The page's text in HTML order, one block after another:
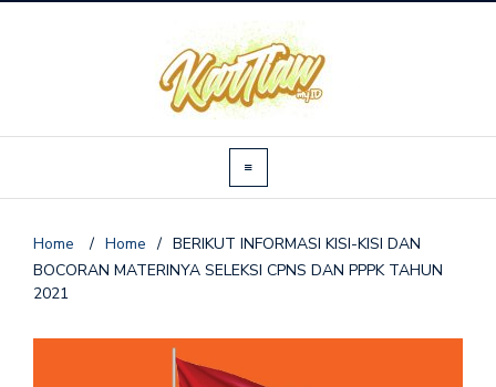
Home / Home / BERIKUT INFORMASI KISI-KISI DAN
BOCORAN MATERINYA SELEKSI CPNS DAN PPPK TAHUN
2021